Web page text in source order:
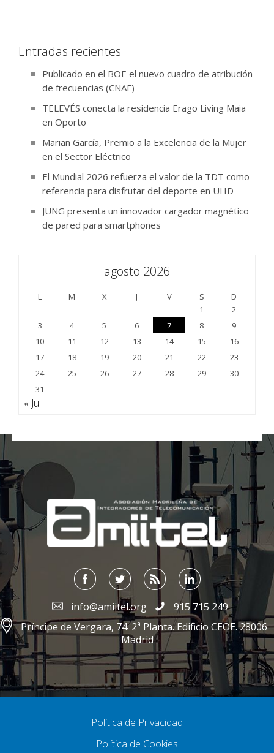
Entradas recientes
Publicado en el BOE el nuevo cuadro de atribución
de frecuencias (CNAF)
TELEVÉS conecta la residencia Erago Living Maia
en Oporto
Marian García, Premio a la Excelencia de la Mujer
en el Sector Eléctrico
El Mundial 2026 refuerza el valor de la TDT como
referencia para disfrutar del deporte en UHD
JUNG presenta un innovador cargador magnético
de pared para smartphones
agosto 2026
L M X J V S
D
1
2
3
4 5 6 7 8
9
10
11 12 13 14 15
16
17
18 19 20 21 22
23
24
25 26 27 28 29
30
31
« Jul
;
info@amiitel.org
915 715 249
Príncipe de Vergara, 74. 2ª Planta. Edificio CEOE. 28006
Madrid
Política de Privacidad
Política de Cookies